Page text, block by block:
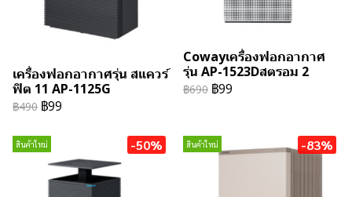
เครื่องฟอกอากาศรุ่น สแควร์
ฟิต 11 AP-1125G
฿490 ฿99
Cowayเครื่องฟอกอากาศ
รุ่น AP-1523Dสตรอม 2
฿690 ฿99
สินค้าใหม่ -50% สินค้าใหม่ -83%